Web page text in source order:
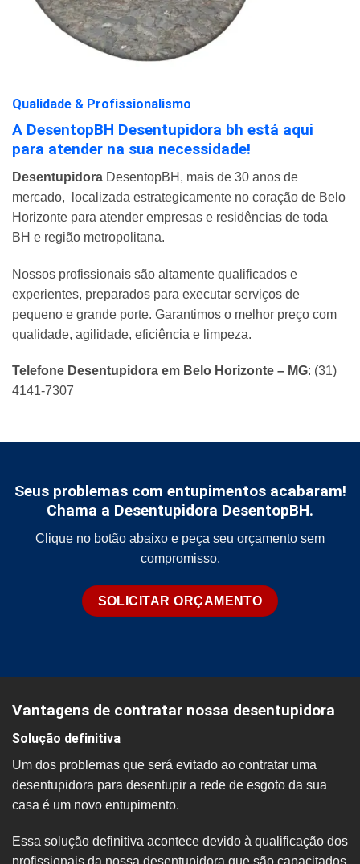
Qualidade & Profissionalismo
A DesentopBH Desentupidora bh está aqui
para atender na sua necessidade!
Desentupidora DesentopBH, mais de 30 anos de
mercado, localizada estrategicamente no coração de Belo
Horizonte para atender empresas e residências de toda
BH e região metropolitana.
Nossos profissionais são altamente qualificados e
experientes, preparados para executar serviços de
pequeno e grande porte. Garantimos o melhor preço com
qualidade, agilidade, eficiência e limpeza.
Telefone Desentupidora em Belo Horizonte – MG: (31)
4141-7307
Seus problemas com entupimentos acabaram!
Chama a Desentupidora DesentopBH.
Clique no botão abaixo e peça seu orçamento sem
compromisso.
SOLICITAR ORÇAMENTO
Vantagens de contratar nossa desentupidora
Solução definitiva
Um dos problemas que será evitado ao contratar uma
desentupidora para desentupir a rede de esgoto da sua
casa é um novo entupimento.
Essa solução definitiva acontece devido à qualificação dos